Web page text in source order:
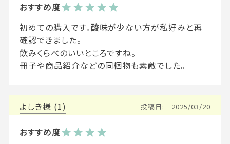
初めての購入です。酸味が少ない方が私好みと再
確認できました。
飲みくらべのいいところですね。
冊子や商品紹介などの同梱物も素敵でした。
よしき 1 投稿日 2025/03/20